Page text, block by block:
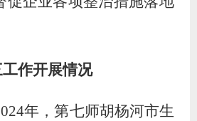
作开展情况
年，第七师胡杨河市生